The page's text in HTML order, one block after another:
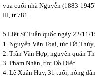
vua cuối nhà Nguyễn (1883-
III, tr 781.
5 Liệt Sĩ Tuẫn quốc ngày 22/11/
1. Nguyễn Văn Toại, tức Đồ
2. Trần Văn Hợp, nguyên quán
3. Phạm Nhận, tức Đồ Điếc
4. Lê Xuân Huy, 31 tuổi, nông